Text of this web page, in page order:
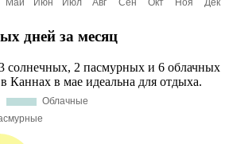
дней за месяц
солнечных, 2 пасмурных и 6 облачных
Каннах в мае идеальна для отдыха.